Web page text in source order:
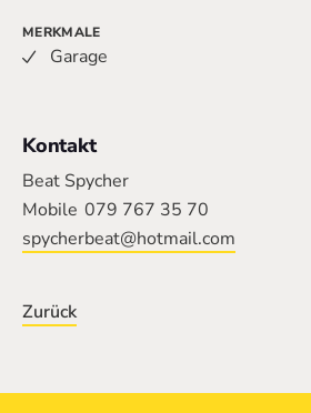
MERKMALE
Garage
Kontakt
Beat Spycher
Mobile 079 767 35 70
spycherbeat@hotmail.com
Zurück